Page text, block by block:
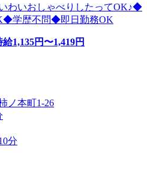
わいおしゃべりしたってOK♪◆
学歴不問◆即日勤務OK
給1,135円〜1,419円
ノ本町1‐26
分